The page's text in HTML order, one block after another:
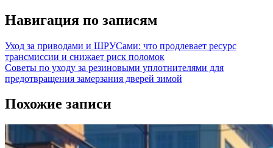
Навигация по записям
Уход за приводами и ШРУСами: что продлевает ресурс
трансмиссии и снижает риск поломок
Советы по уходу за резиновыми уплотнителями для
предотвращения замерзания дверей зимой
Похожие записи